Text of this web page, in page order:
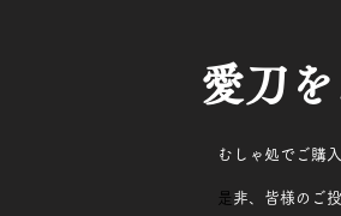
愛刀
むしゃ処でご購
​ 是非、皆様の